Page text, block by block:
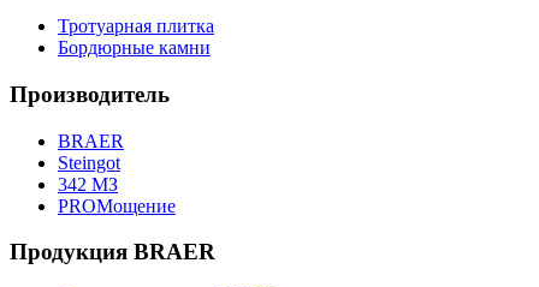
Тротуарная плитка
Бордюрные камни
Производитель
BRAER
Steingot
342 МЗ
PROМощение
Продукция BRAER